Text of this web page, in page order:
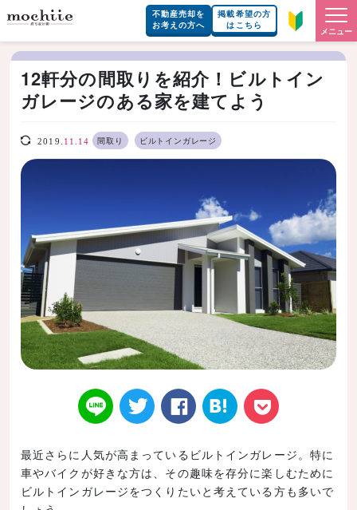
不動産売却を
お考えの方へ
掲載希望の方
はこちら
メニュー
12軒分の間取りを紹介！ビルトイン
ガレージのある家を建てよう
2019. 11.14 間取り ビルトインガレージ
LINE Twitt Face はてなブ Poke
最近さらに人気が高まっているビルトインガレージ。特に
車やバイクが好きな方は、その趣味を存分に楽しむために
ビルトインガレージをつくりたいと考えている方も多いで